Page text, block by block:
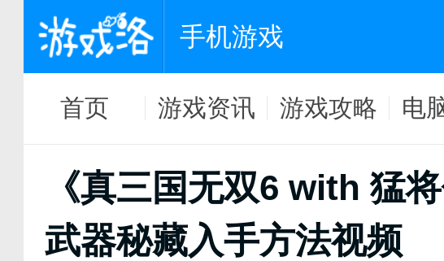
手机游戏
首页 游戏资讯 游戏攻略 电
《真三国无双6 with 猛
武器秘藏入手方法视频